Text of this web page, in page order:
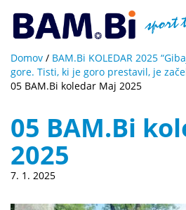
Domov / BAM.Bi KOLEDAR 2025
gore. Tisti, ki je goro prestavil, je
05 BAM.Bi koledar Maj 2025
05 BAM.Bi
2025
7. 1. 2025